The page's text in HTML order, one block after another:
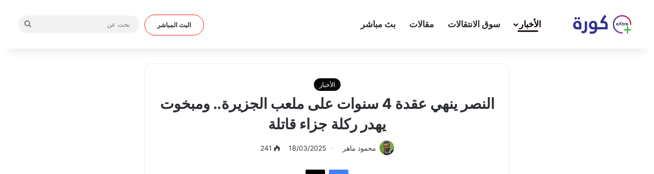
الأخبار سوق الانتقالات مقالات بث مباشر البث المباشر
الأخبار
النصر ينهي عقدة 4 سنوات على ملعب الجزيرة.. ومبخوت
يهدر ركلة جزاء قاتلة
محمود ماهر 18/03/2025
241
فيسبوك